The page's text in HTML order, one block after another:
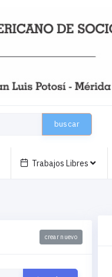
buscar
Trabajos Libres
crear nuevo